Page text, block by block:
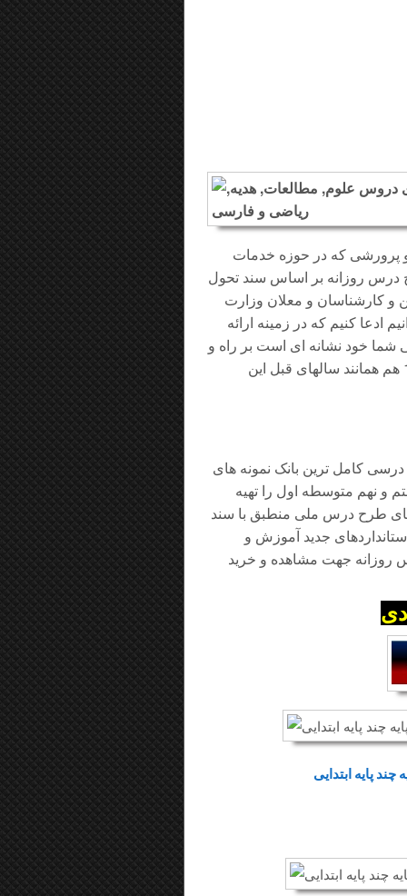
که در حوزه خدمات
درس روزانه بر اساس سند تحول
کارشناسان و معلان وزارت
کنیم که در زمینه ارائه
خود نشانه ای است بر راه و
روش دقیق و موثر ما که امیدواریم در سالتحصیلی 1401-1402 هم همانند سالهای قبل این
کتب درسی کامل ترین بانک نمونه های
و نهم متوسطه اول را تهیه
های طرح درس ملی منطبق با سند
جدید آموزش و
جهت مشاهده و خرید